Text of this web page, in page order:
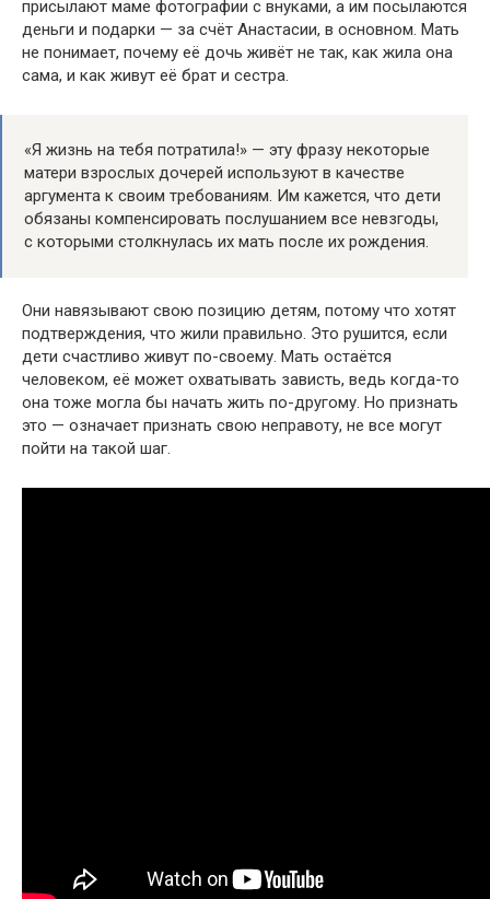
присылают маме фотографии с внуками, а им посылаются
деньги и подарки — за счёт Анастасии, в основном. Мать
не понимает, почему её дочь живёт не так, как жила она
сама, и как живут её брат и сестра.
«Я жизнь на тебя потратила!» — эту фразу некоторые
матери взрослых дочерей используют в качестве
аргумента к своим требованиям. Им кажется, что дети
обязаны компенсировать послушанием все невзгоды,
с которыми столкнулась их мать после их рождения.
Они навязывают свою позицию детям, потому что хотят
подтверждения, что жили правильно. Это рушится, если
дети счастливо живут по-своему. Мать остаётся
человеком, её может охватывать зависть, ведь когда-то
она тоже могла бы начать жить по-другому. Но признать
это — означает признать свою неправоту, не все могут
пойти на такой шаг.